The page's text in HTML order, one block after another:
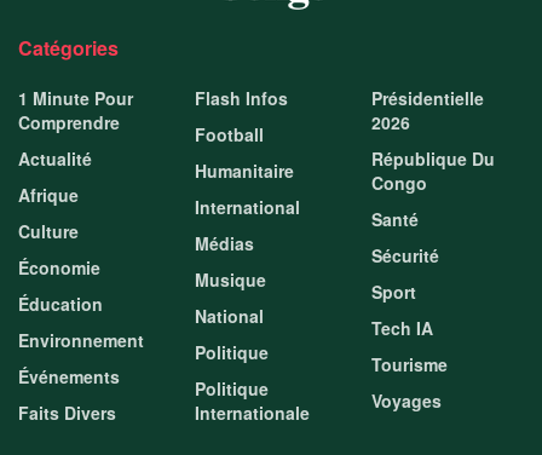
Catégories
1 Minute Pour
Comprendre
Actualité
Afrique
Culture
Économie
Éducation
Environnement
Événements
Faits Divers
Flash Infos
Football
Humanitaire
International
Médias
Musique
National
Politique
Politique
Internationale
Présidentielle
2026
République Du
Congo
Santé
Sécurité
Sport
Tech IA
Tourisme
Voyages